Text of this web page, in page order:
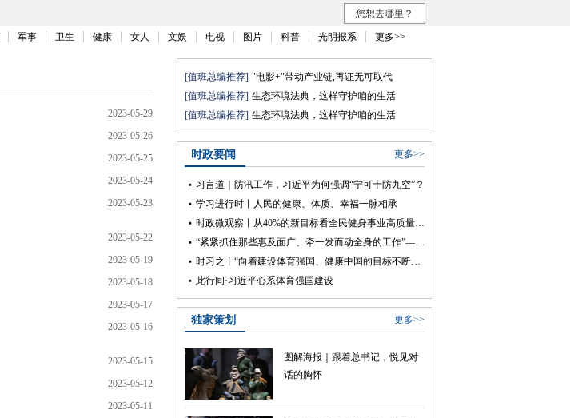
您想去哪里？
军事 卫生 健康 女人 文娱 电视 图片 科普 光明报系 更多>>
2023-05-29
2023-05-26
2023-05-25
2023-05-24
2023-05-23
2023-05-22
2023-05-19
2023-05-18
2023-05-17
2023-05-16
2023-05-15
2023-05-12
2023-05-11